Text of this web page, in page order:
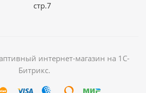
стр.7
интернет-магазин на 1С-
Битрикс.